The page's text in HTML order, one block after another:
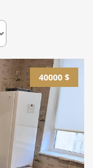
40000 $